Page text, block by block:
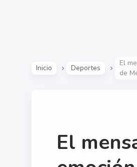
Inicio Deportes
El
de
El